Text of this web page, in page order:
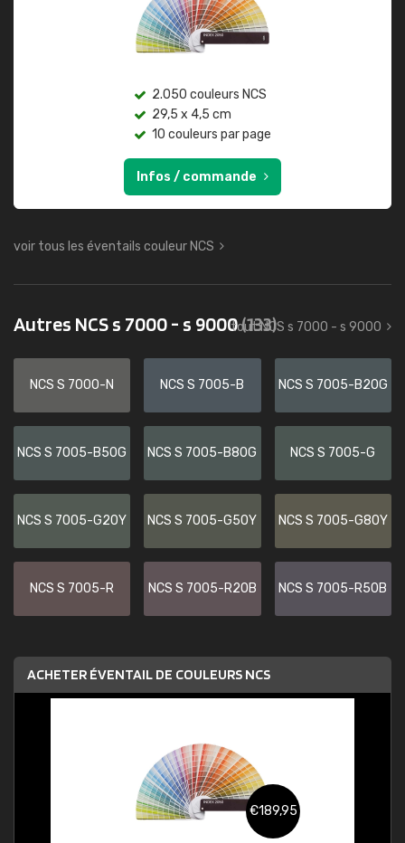
2.050 couleurs NCS
29,5 x 4,5 cm
10 couleurs par page
Infos / commande
voir tous les éventails couleur NCS
Autres NCS s 7000 - s 9000(133)
tout NCS s 7000 - s 9000
NCS S 7000-N NCS S 7005-B NCS S 7005-B20G
NCS S 7005-B50G NCS S 7005-B80G NCS S 7005-G
NCS S 7005-G20Y NCS S 7005-G50Y NCS S 7005-G80Y
NCS S 7005-R NCS S 7005-R20B NCS S 7005-R50B
ACHETER ÉVENTAIL DE COULEURS NCS
€189,95